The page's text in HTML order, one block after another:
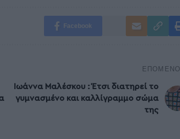
Facebook
ΕΠΌΜΕΝΟ
Ιωάννα Μαλέσκου : Έτσι διατηρεί το
γυμνασμένο και καλλίγραμμο σώμα
της